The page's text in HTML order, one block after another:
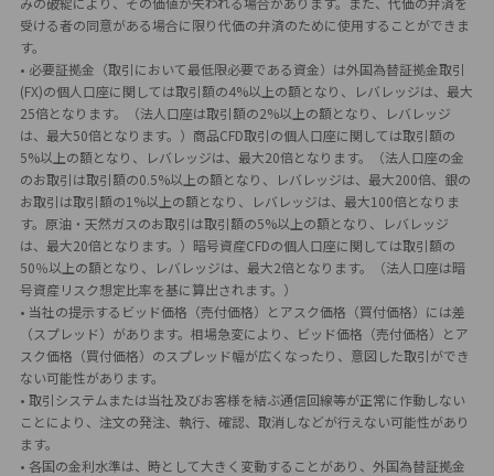
受ける者の同意がある場合に限り代価の弁済のために使用することができま
す。
• 必要証拠金（取引において最低限必要である資金）は外国為替証拠金取引
(FX)の個人口座に関しては取引額の4%以上の額となり、レバレッジは、最大
25倍となります。（法人口座は取引額の2%以上の額となり、レバレッジ
は、最大50倍となります。）商品CFD取引の個人口座に関しては取引額の
5%以上の額となり、レバレッジは、最大20倍となります。（法人口座の金
のお取引は取引額の0.5%以上の額となり、レバレッジは、最大200倍、銀の
お取引は取引額の1%以上の額となり、レバレッジは、最大100倍となりま
す。原油・天然ガスのお取引は取引額の5%以上の額となり、レバレッジ
は、最大20倍となります。）暗号資産CFDの個人口座に関しては取引額の
50％以上の額となり、レバレッジは、最大2倍となります。（法人口座は暗
号資産リスク想定比率を基に算出されます。）
• 当社の提示するビッド価格（売付価格）とアスク価格（買付価格）には差
（スプレッド）があります。相場急変により、ビッド価格（売付価格）とア
スク価格（買付価格）のスプレッド幅が広くなったり、意図した取引ができ
ない可能性があります。
• 取引システムまたは当社及びお客様を結ぶ通信回線等が正常に作動しない
ことにより、注文の発注、執行、確認、取消しなどが行えない可能性があり
ます。
• 各国の金利水準は、時として大きく変動することがあり、外国為替証拠金